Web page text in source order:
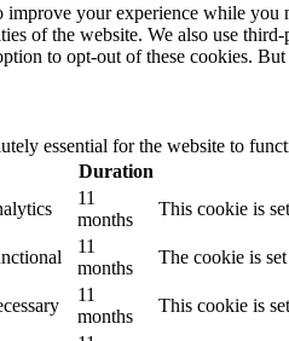
your experience while you
of the website. We also use
to opt-out of these cookies.
essential for the website to
Duration
11
months
This cookie is
11
months
The cookie is
11
months
This cookie is